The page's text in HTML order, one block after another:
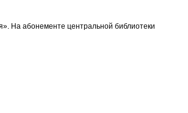
На абонементе центральной библиотеки